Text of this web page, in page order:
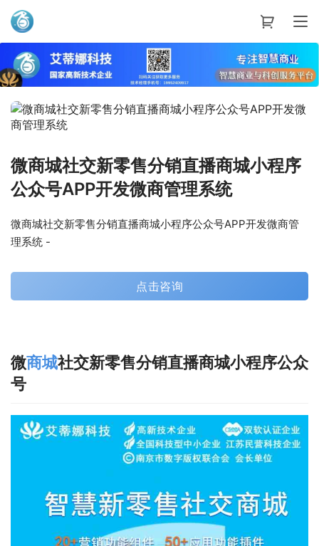
艾蒂娜科技
微商城社交新零售分销直播商城小程序
公众号APP开发微商管理系统
微商城社交新零售分销直播商城小程序公众号APP开发微商管
理系统 -
点击咨询
微商城社交新零售分销直播商城小程序公众
号